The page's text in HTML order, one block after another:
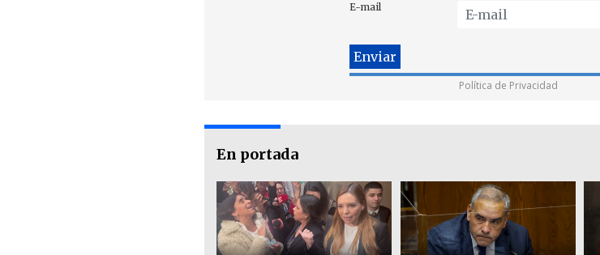
E-mail
Política de Privacidad
En portada